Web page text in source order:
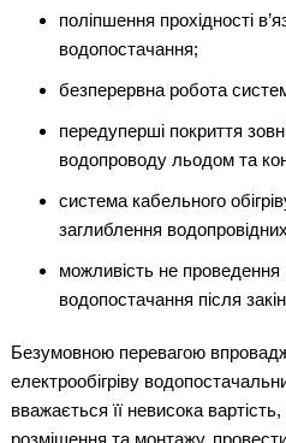
поліпшення прохідності
водопостачання;
безперервна робота
передуперші покриття
водопроводу льодом та
система кабельного
заглиблення
можливість не
водопостачання після
Безумовною перевагою
електрообігріву
вважається її невисока
розміщення та монтажу,